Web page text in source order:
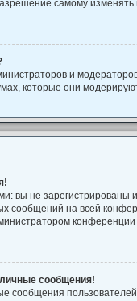
самому изменять
и
которые они
вы не
сообщений на всей
сообщения!
сообщения